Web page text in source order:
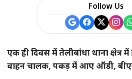
Follow Us
एक ही दिवस में तेलीबांधा थाना क्षेत्र
वाहन चालक, पकड़ में आए ऑडी,